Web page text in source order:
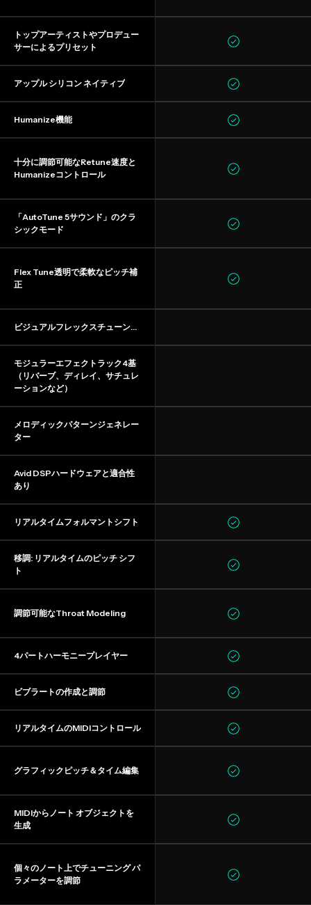
トップアーティストやプロデュー
サーによるプリセット
アップル シリコン ネイティブ
Humanize機能
十分に調節可能なRetune速度と
Humanizeコントロール
「AutoTune 5サウンド」のクラ
シックモード
Flex Tune透明で柔軟なピッチ補
正
ビジュアルフレックスチューンコ
モジュラーエフェクトラック4基
（リバーブ、ディレイ、サチュレ
ーションなど）
メロディックパターンジェネレー
ター
Avid DSPハードウェアと適合性
あり
リアルタイムフォルマントシフト
移調: リアルタイムのピッチ シフ
ト
調節可能なThroat Modeling
4パートハーモニープレイヤー
ビブラートの作成と調節
リアルタイムのMIDIコントロール
グラフィックピッチ＆タイム編集
MIDIからノート オブジェクトを
生成
個々のノート上でチューニング パ
ラメーターを調節